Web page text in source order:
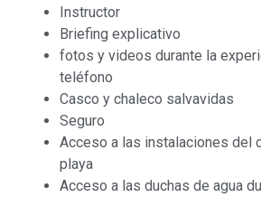
Instructor
Briefing explicativo
fotos y videos durante la
teléfono
Casco y chaleco salvavidas
Seguro
Acceso a las instalaciones del
playa
Acceso a las duchas de agua